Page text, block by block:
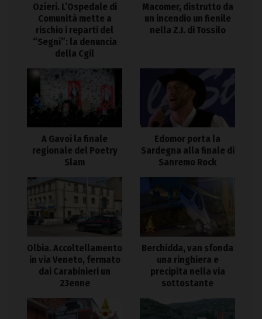
Ozieri. L’Ospedale di
Comunità mette a
rischio i reparti del
“Segni”: la denuncia
della Cgil
Macomer, distrutto da
un incendio un fienile
nella Z.I. di Tossilo
A Gavoi la finale
regionale del Poetry
Slam
Edomor porta la
Sardegna alla finale di
Sanremo Rock
Olbia. Accoltellamento
in via Veneto, fermato
dai Carabinieri un
23enne
Berchidda, van sfonda
una ringhiera e
precipita nella via
sottostante